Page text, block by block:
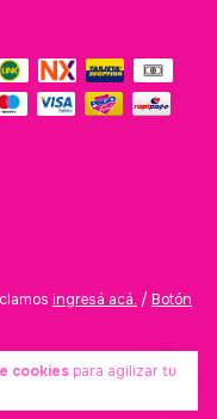
cookies para agilizar tu
ingresá acá. / Botón
- 2026. Todos